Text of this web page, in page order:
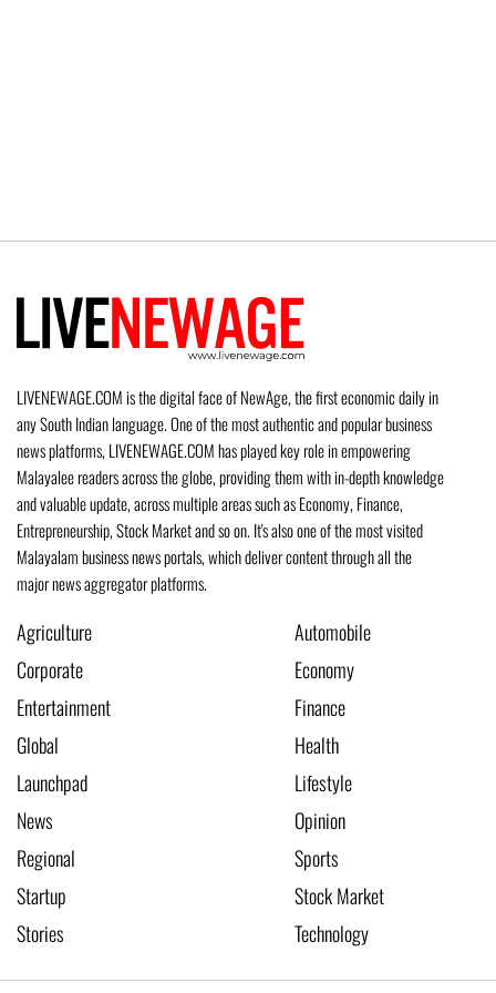
LIVENEWAGE.COM is the digital face of NewAge, the first economic daily in
any South Indian language. One of the most authentic and popular business
news platforms, LIVENEWAGE.COM has played key role in empowering
Malayalee readers across the globe, providing them with in-depth knowledge
and valuable update, across multiple areas such as Economy, Finance,
Entrepreneurship, Stock Market and so on. It's also one of the most visited
Malayalam business news portals, which deliver content through all the
major news aggregator platforms.
Agriculture
Automobile
Corporate
Economy
Entertainment
Finance
Global
Health
Launchpad
Lifestyle
News
Opinion
Regional
Sports
Startup
Stock Market
Stories
Technology